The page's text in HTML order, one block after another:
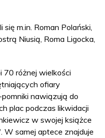
m.in. Roman Polański,
Niusią, Roma Ligocka,
70 różnej wielkości
ofiary
nawiązują do
plac podczas likwidacji
w swojej książce
samej aptece znajduje